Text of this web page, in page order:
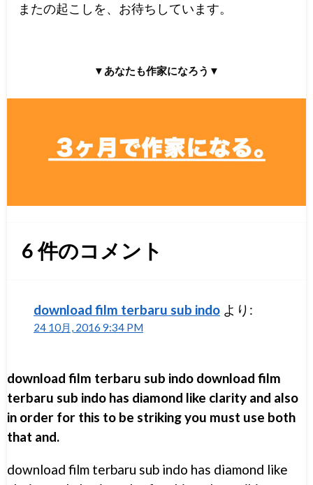
またの起こしを、お待ちしています。
▼あなたも作家になろう▼
6件のコメント
download film terbaru sub indo より:
24 10月, 2016 9:34 PM
download film terbaru sub indo download film
terbaru sub indo has diamond like clarity and also
in order for this to be striking you must use both
that and.
download film terbaru sub indo has diamond like